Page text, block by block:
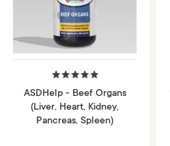
ASDHelp - Beef Organs
(Liver, Heart, Kidney,
Pancreas, Spleen)